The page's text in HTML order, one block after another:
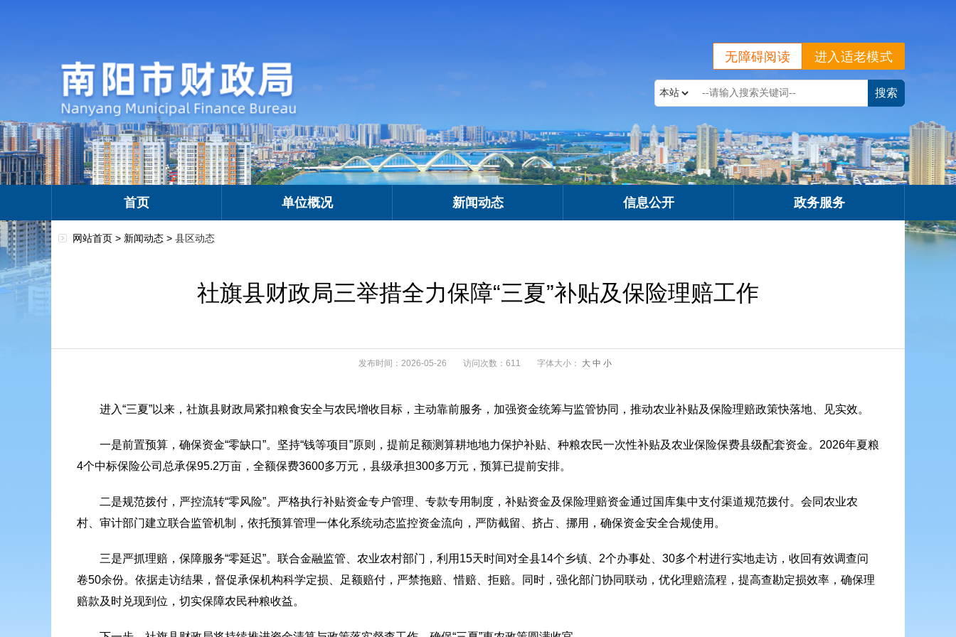
进入适老模式
无障碍阅读
首页 单位概况 新闻动态 信息公开 政务服务
网站首页 > 新闻动态 > 县区动态
社旗县财政局三举措全力保障“三夏”补贴及保险理赔工作
发布时间：2026-05-26 访问次数：611 字体大小： 大 中 小
进入“三夏”以来，社旗县财政局紧扣粮食安全与农民增收目标，主动靠前服务，加强资金统筹与监管协同，推动农业补贴及保险理赔政策快落地、见实效。
一是前置预算，确保资金“零缺口”。坚持“钱等项目”原则，提前足额测算耕地地力保护补贴、种粮农民一次性补贴及农业保险保费县级配套资金。2026年夏粮
4个中标保险公司总承保95.2万亩，全额保费3600多万元，县级承担300多万元，预算已提前安排。
二是规范拨付，严控流转“零风险”。严格执行补贴资金专户管理、专款专用制度，补贴资金及保险理赔资金通过国库集中支付渠道规范拨付。会同农业农
村、审计部门建立联合监管机制，依托预算管理一体化系统动态监控资金流向，严防截留、挤占、挪用，确保资金安全合规使用。
三是严抓理赔，保障服务“零延迟”。联合金融监管、农业农村部门，利用15天时间对全县14个乡镇、2个办事处、30多个村进行实地走访，收回有效调查问
卷50余份。依据走访结果，督促承保机构科学定损、足额赔付，严禁拖赔、惜赔、拒赔。同时，强化部门协同联动，优化理赔流程，提高查勘定损效率，确保理
赔款及时兑现到位，切实保障农民种粮收益。